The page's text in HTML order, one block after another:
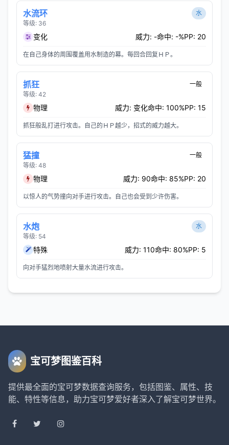
水流环
等级: 36
水
变化 威力: -命中: -%PP: 20
在自己身体的周围覆盖用水制造的幕。每回合回复ＨＰ。
抓狂
等级: 42
一般
物理 威力: 变化命中: 100%PP: 15
抓狂般乱打进行攻击。自己的ＨＰ越少，招式的威力越大。
猛撞
等级: 48
一般
物理 威力: 90命中: 85%PP: 20
以惊人的气势撞向对手进行攻击。自己也会受到少许伤害。
水炮
等级: 54
水
特殊 威力: 110命中: 80%PP: 5
向对手猛烈地喷射大量水流进行攻击。
宝可梦图鉴百科
提供最全面的宝可梦数据查询服务，包括图鉴、属性、技
能、特性等信息，助力宝可梦爱好者深入了解宝可梦世界。